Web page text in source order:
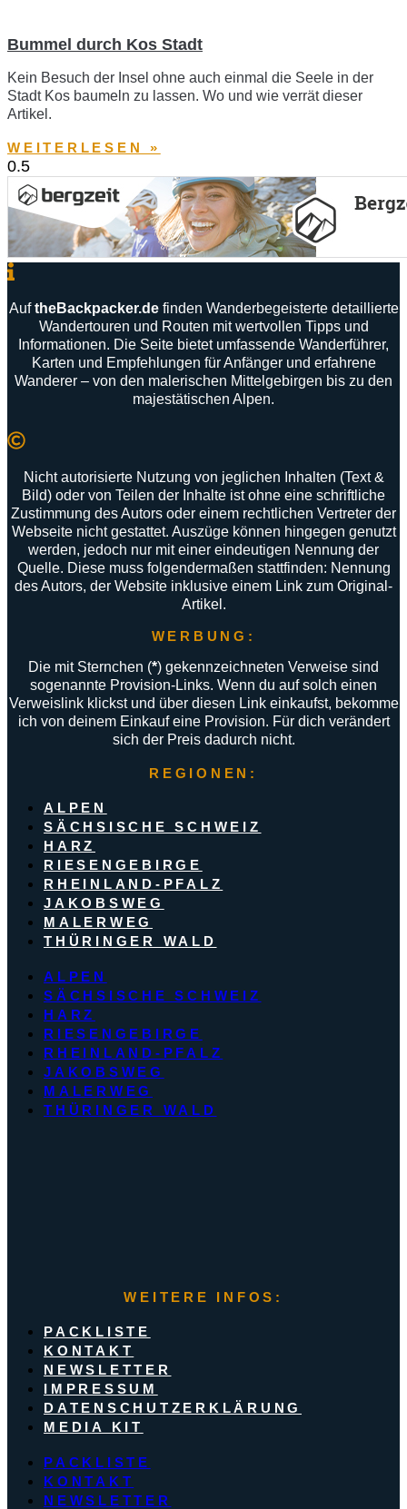
Bummel durch Kos Stadt
Kein Besuch der Insel ohne auch einmal die Seele in der
Stadt Kos baumeln zu lassen. Wo und wie verrät dieser
Artikel.
WEITERLESEN »
Auf theBackpacker.de finden Wanderbegeisterte detaillierte
Wandertouren und Routen mit wertvollen Tipps und
Informationen. Die Seite bietet umfassende Wanderführer,
Karten und Empfehlungen für Anfänger und erfahrene
Wanderer – von den malerischen Mittelgebirgen bis zu den
majestätischen Alpen.
Nicht autorisierte Nutzung von jeglichen Inhalten (Text &
Bild) oder von Teilen der Inhalte ist ohne eine schriftliche
Zustimmung des Autors oder einem rechtlichen Vertreter der
Webseite nicht gestattet. Auszüge können hingegen genutzt
werden, jedoch nur mit einer eindeutigen Nennung der
Quelle. Diese muss folgendermaßen stattfinden: Nennung
des Autors, der Website inklusive einem Link zum Original-
Artikel.
WERBUNG:
Die mit Sternchen (*) gekennzeichneten Verweise sind
sogenannte Provision-Links. Wenn du auf solch einen
Verweislink klickst und über diesen Link einkaufst, bekomme
ich von deinem Einkauf eine Provision. Für dich verändert
sich der Preis dadurch nicht.
REGIONEN:
ALPEN
SÄCHSISCHE SCHWEIZ
HARZ
RIESENGEBIRGE
RHEINLAND-PFALZ
JAKOBSWEG
MALERWEG
THÜRINGER WALD
ALPEN
SÄCHSISCHE SCHWEIZ
HARZ
RIESENGEBIRGE
RHEINLAND-PFALZ
JAKOBSWEG
MALERWEG
THÜRINGER WALD
WEITERE INFOS:
PACKLISTE
KONTAKT
NEWSLETTER
IMPRESSUM
DATENSCHUTZERKLÄRUNG
MEDIA KIT
PACKLISTE
KONTAKT
NEWSLETTER